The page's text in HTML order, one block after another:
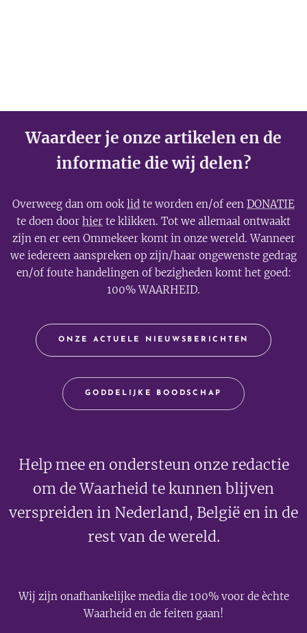
Waardeer je onze artikelen en de
informatie die wij delen?
Overweeg dan om ooklid te worden en/of een DONATIE
te doen door hier te klikken. Tot we allemaal ontwaakt
zijn en er een Ommekeer komt in onze wereld. Wanneer
we iedereen aanspreken op zijn/haar ongewenste gedrag
en/of foute handelingen of bezigheden komt het goed:
100% WAARHEID.
ONZE ACTUELE NIEUWSBERICHTEN
GODDELIJKE BOODSCHAP
Help mee en ondersteun onze redactie
om de Waarheid te kunnen blijven
verspreiden in Nederland, België en in de
rest van de wereld.
Wij zijn onafhankelijke media die 100% voor de èchte
Waarheid en de feiten gaan!